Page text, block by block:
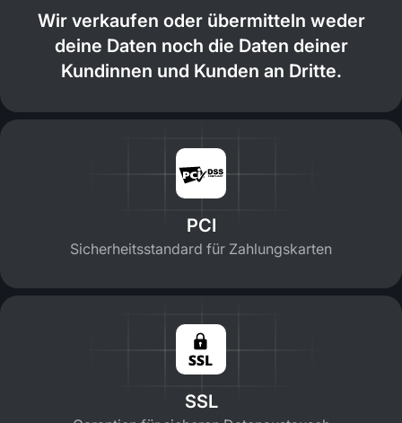
Wir verkaufen oder übermitteln weder
deine Daten noch die Daten deiner
Kundinnen und Kunden an Dritte.
PCI
Sicherheitsstandard für Zahlungskarten
SSL